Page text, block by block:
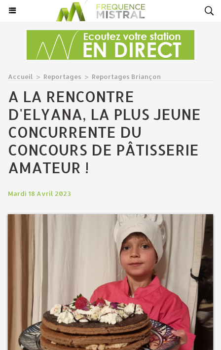
Accueil > Reportages > Reportages Briançon
A LA RENCONTRE
D'ELYANA, LA PLUS JEUNE
CONCURRENTE DU
CONCOURS DE PÂTISSERIE
AMATEUR !
Mardi 18 Avril 2023